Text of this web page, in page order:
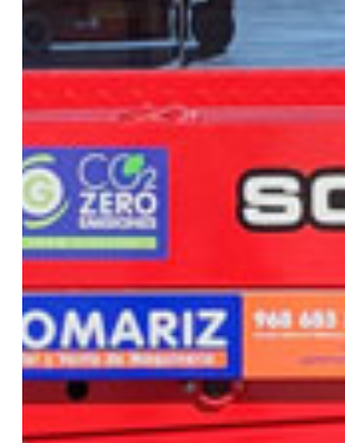
Altura plataforma:
5.8 m
Altura de trabajo: 7.8 m
Altura almacenaje:2.14 m
Longitud:1.86 m
Anchura: 0.76 m
Peso:1610 kg
ESPECIFICACIONES TÉCNICAS
Motor: Eléctrico
Capacidad: 230 kg
Ver ficha técnica